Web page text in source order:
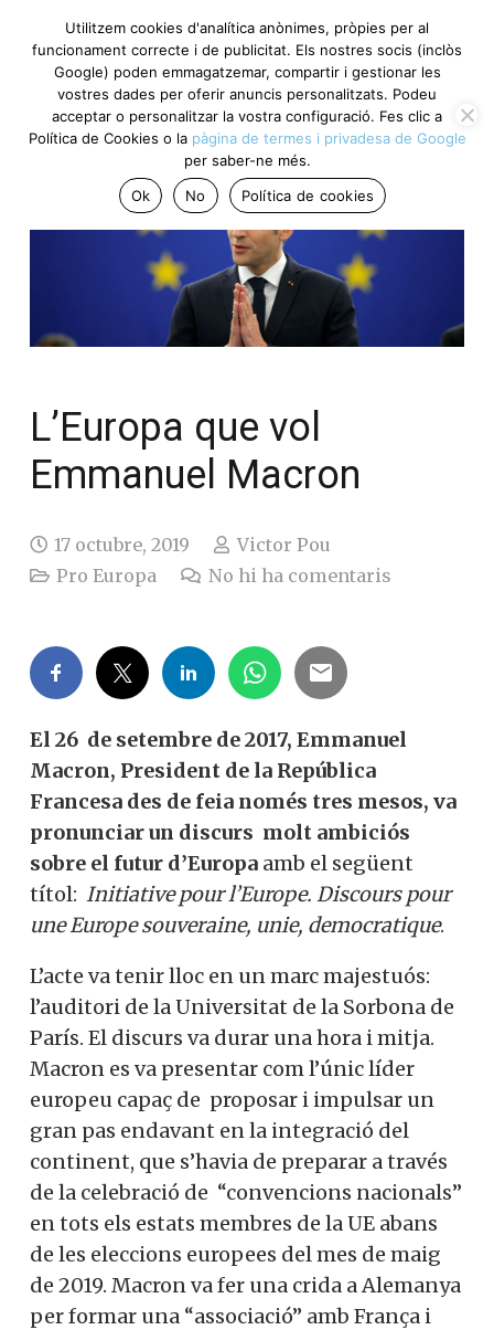
L’Europa que vol
Emmanuel Macron
17 octubre, 2019
Victor Pou
Pro Europa
No hi ha comentaris
El 26 de setembre de 2017, Emmanuel
Macron, President de la República
Francesa des de feia només tres mesos, va
pronunciar un discurs molt ambiciós
sobre el futur d’Europa amb el següent
títol: Initiative pour l’Europe. Discours pour
une Europe souveraine, unie, democratique.
L’acte va tenir lloc en un marc majestuós:
l’auditori de la Universitat de la Sorbona de
París. El discurs va durar una hora i mitja.
Macron es va presentar com l’únic líder
europeu capaç de proposar i impulsar un
gran pas endavant en la integració del
continent, que s’havia de preparar a través
de la celebració de “convencions nacionals”
en tots els estats membres de la UE abans
de les eleccions europees del mes de maig
de 2019. Macron va fer una crida a Alemanya
per formar una “associació” amb França i
Utilitzem cookies d'analítica anònimes, pròpies per al
funcionament correcte i de publicitat. Els nostres socis (inclòs
Google) poden emmagatzemar, compartir i gestionar les
vostres dades per oferir anuncis personalitzats. Podeu
acceptar o personalitzar la vostra configuració. Fes clic a
Política de Cookies o la pàgina de termes i privadesa de Google
per saber-ne més.
Ok
No Política de cookies